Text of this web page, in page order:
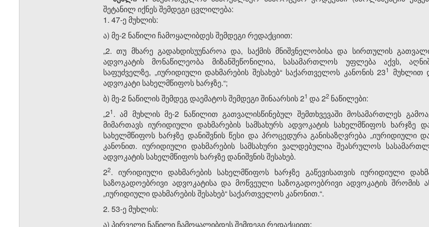
შეტანილ იქნეს შემდეგი ცვლილება:
1. 47-ე მუხლის:
ა) მე-2 ნაწილი ჩამოყალიბდეს შემდეგი რედაქციით:
„2. თუ მხარე გადახდისუუნაროა და, საქმის მნიშვნელობისა და სირთულის
ადვოკატის მონაწილეობა მიზანშეწონილია, სასამართლოს უფლება აქვს,
საფუძველზე, „იურიდიული დახმარების შესახებ“ საქართველოს კანონის 23​1 მუხლით
ადვოკატი სახელმწიფოს ხარჯზე.“;
ბ) მე-2 ნაწილის შემდეგ დაემატოს შემდეგი შინაარსის 2​1 და 2​2 ნაწილები:
„2​1. ამ მუხლის მე-2 ნაწილით გათვალისწინებულ შემთხვევაში მოსამართლეს
მიმართავს იურიდიული დახმარების სამსახურს ადვოკატის სახელმწიფოს ხარჯზე
სახელმწიფოს ხარჯზე დანიშვნის წესი და პროცედურა განისაზღვრება „იურიდიული
კანონით. იურიდიული დახმარების სამსახური ვალდებულია შეასრულოს
ადვოკატის სახელმწიფოს ხარჯზე დანიშვნის შესახებ.
2​2. იურიდიული დახმარების სახელმწიფოს ხარჯზე გაწევისათვის იურიდიული
საზოგადოებრივი ადვოკატისა და მოწვეული საზოგადოებრივი ადვოკატის შრომის
„იურიდიული დახმარების შესახებ“ საქართველოს კანონით.“.
2. 53-ე მუხლის:
ა) პირველი ნაწილი ჩამოყალიბდეს შემდეგი რედაქციით: